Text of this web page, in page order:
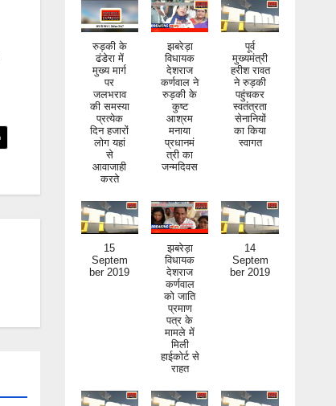
रुड़की के
ढंडेरा में
मुख्य मार्ग
पर
जलभराव
की समस्या
प्रत्येक
दिन हजारों
लोग यहां
से
आवाजाही
करते
झबरेड़ा
विधायक
देशराज
कर्णवाल ने
रुड़की के
कुष्ट
आश्रम
मनाया
प्रधानमं
त्री का
जन्मदिवस
पूर्व
मुख्यमंत्री
हरीश रावत
ने रुड़की
पहुंचकर
स्वतंत्रता
सेनानियों
का किया
स्वागत
15
Septem
ber 2019
झबरेड़ा
विधायक
देशराज
कर्णवाल
को जाति
प्रमाण
पत्र के
मामले में
मिली
हाईकोर्ट से
राहत
14
Septem
ber 2019